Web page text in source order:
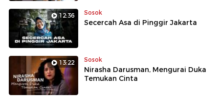
12:36 Sosok
Secercah Asa di Pinggir Jakarta
13:22 Sosok
Nirasha Darusman, Mengurai Duka
Temukan Cinta